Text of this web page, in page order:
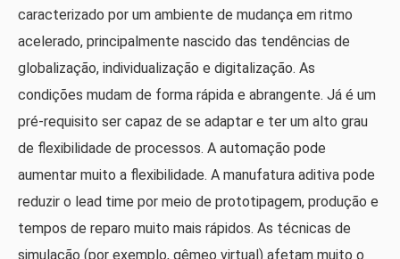
caracterizado por um ambiente de mudança em ritmo
acelerado, principalmente nascido das tendências de
globalização, individualização e digitalização. As
condições mudam de forma rápida e abrangente. Já é um
pré-requisito ser capaz de se adaptar e ter um alto grau
de flexibilidade de processos. A automação pode
aumentar muito a flexibilidade. A manufatura aditiva pode
reduzir o lead time por meio de prototipagem, produção e
tempos de reparo muito mais rápidos. As técnicas de
simulação (por exemplo, gêmeo virtual) afetam muito o